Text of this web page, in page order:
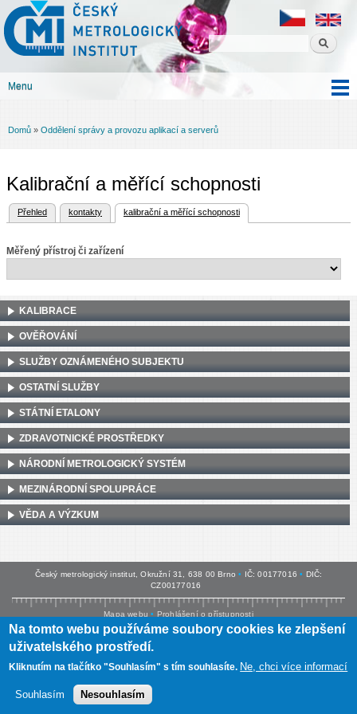
obsahu
Český
metrologický
institut
Menu
Jste zde
Domů » Oddělení správy a provozu aplikací a serverů
Kalibrační a měřící schopnosti
Hlavní záložky
Přehled kontakty kalibrační a měřící schopnosti
(aktivní záložka)
Měřený přístroj či zařízení
KALIBRACE
OVĚŘOVÁNÍ
SLUŽBY OZNÁMENÉHO SUBJEKTU
OSTATNÍ SLUŽBY
STÁTNÍ ETALONY
ZDRAVOTNICKÉ PROSTŘEDKY
NÁRODNÍ METROLOGICKÝ SYSTÉM
MEZINÁRODNÍ SPOLUPRÁCE
VĚDA A VÝZKUM
Český metrologický institut, Okružní 31, 638 00 Brno • IČ: 00177016 • DIČ:
CZ00177016
Mapa webu • Prohlášení o přístupnosti
Na tomto webu používáme soubory cookies ke zlepšení
uživatelského prostředí.
Kliknutím na tlačítko "Souhlasím" s tím souhlasíte. Ne, chci více informací
Souhlasím Nesouhlasím